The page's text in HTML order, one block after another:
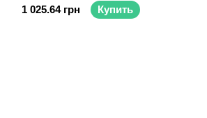
1 025.64 грн
Купить